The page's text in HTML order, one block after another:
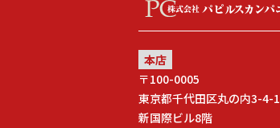
本店
〒100-0005
東京都千代田区丸の内3-4-1
新国際ビル8階